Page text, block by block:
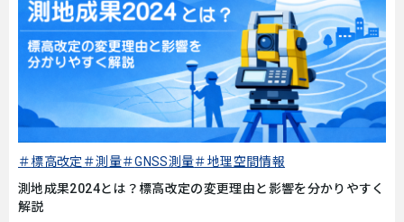
標高改定 測量 GNSS測量
地理空間情報
測地成果2024とは？標高改定の変更理由と影響を分かりやすく
解説